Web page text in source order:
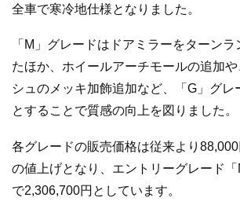
全車で寒冷地仕様となりました。
「M」グレードはドアミラーをターン
たほか、ホイールアーチモールの追加
シュのメッキ加飾追加など、「G」グレ
とすることで質感の向上を図りました。
各グレードの販売価格は従来より
の値上げとなり、エントリーグレード
で2,306,700円としています。